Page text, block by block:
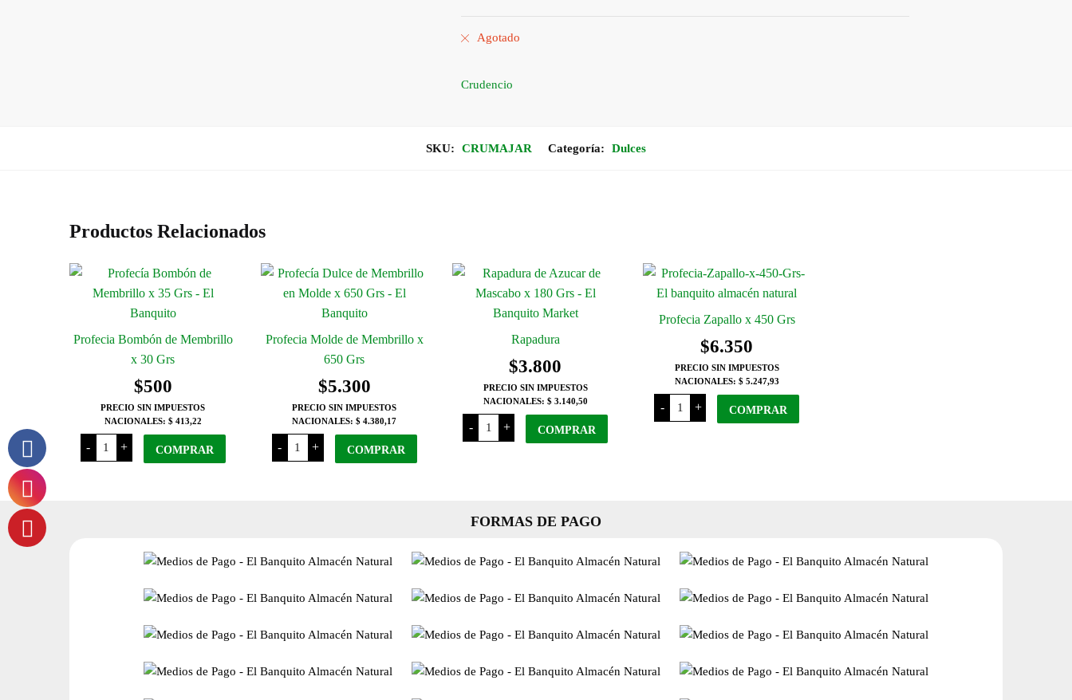
Agotado
Crudencio
SKU: CRUMAJAR Categoría: Dulces
Productos Relacionados
Profecia Bombón de Membrillo
x 30 Grs
$500
PRECIO SIN IMPUESTOS
NACIONALES: $ 413,22
-
Profecia
Bombón
de
+ COMPRAR
Profecia Molde de Membrillo x
650 Grs
$5.300
PRECIO SIN IMPUESTOS
NACIONALES:$ 4.380,17
-
Profecia
Molde
de
+ COMPRAR
Rapadura
$3.800
PRECIO SIN IMPUESTOS
NACIONALES: $ 3.140,50
-
Rapadura
cantidad
+ COMPRAR
Profecia Zapallo x 450 Grs
$6.350
PRECIO SIN IMPUESTOS
NACIONALES: $ 5.247,93
-
Profecia
Zapallo
x
+ COMPRAR
FORMAS DE PAGO